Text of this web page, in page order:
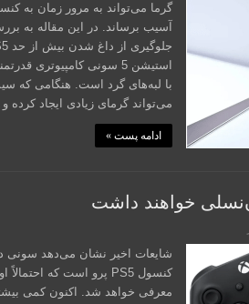
گرما می‌تواند به مرور زمان به
آسیب برساند. در این مقاله به
استیشن 5 سونی کامپیوتری
با لبه‌های گرد است. هنگامی که
می‌تواند گرمای زیادی ایجاد کرده
ادامه پست »
شایعات اخیر نشان می‌دهد سونی
معرفی خواهد شد. اکنون کمی